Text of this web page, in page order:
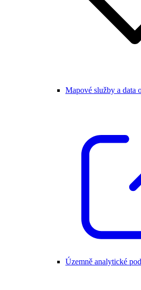
Mapové služby a data
Územně analytické